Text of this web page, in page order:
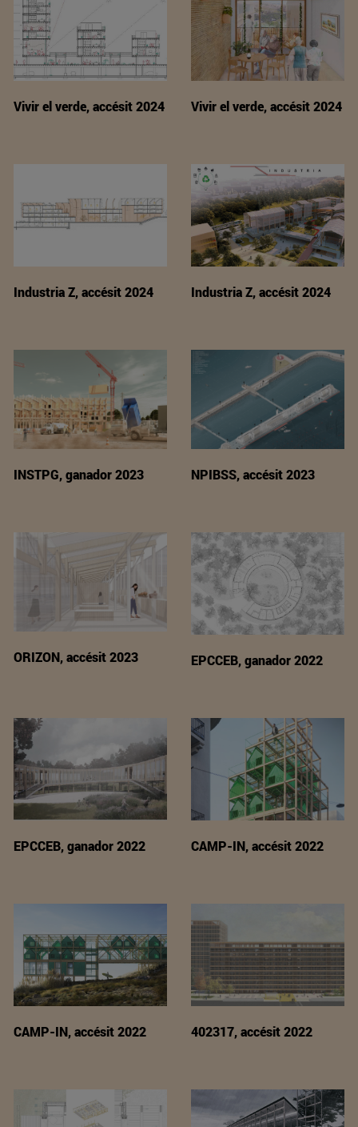
Vivir el verde, accésit 2024 Vivir el verde, accésit 2024
Industria Z, accésit 2024 Industria Z, accésit 2024
INSTPG, ganador 2023 NPIBSS, accésit 2023
ORIZON, accésit 2023 EPCCEB, ganador 2022
EPCCEB, ganador 2022 CAMP-IN, accésit 2022
CAMP-IN, accésit 2022 402317, accésit 2022